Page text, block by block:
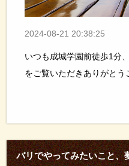
2024-08-21 20:38:25
いつも成城学園前徒歩1分
をご覧いただきありがと
バリでやってみたいこと、